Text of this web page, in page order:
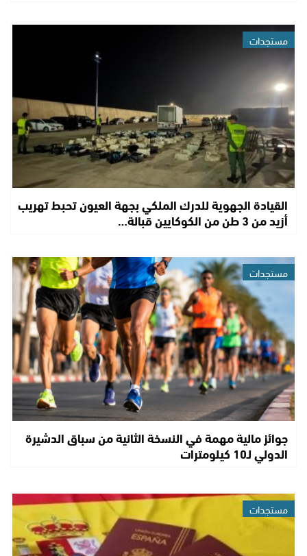
مستجدات
القيادة الجهوية للدرك الملكي بجهة العيون تحبط تهريب
أزيد من 3 طن من الكوكايين قبالة…
مستجدات
جوائز مالية مهمة في النسخة الثانية من سباق الدشيرة
الدولي لـ10 كيلومترات
مستجدات